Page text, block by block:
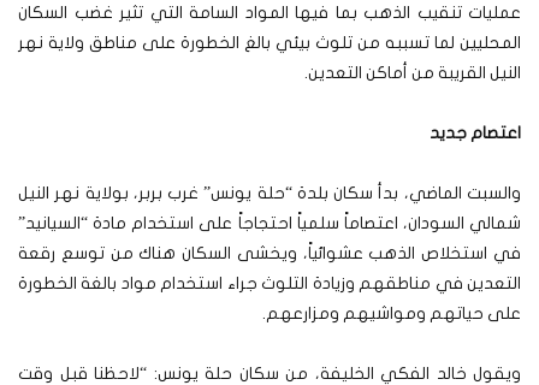
عمليات تنقيب الذهب بما فيها المواد السامة التي تثير غضب السكان
المحليين لما تسببه من تلوث بيئي بالغ الخطورة على مناطق ولاية نهر
النيل القريبة من أماكن التعدين.
اعتصام جديد
والسبت الماضي، بدأ سكان بلدة “حلة يونس” غرب بربر، بولاية نهر النيل
شمالي السودان، اعتصاماً سلمياً احتجاجاً على استخدام مادة “السيانيد”
في استخلاص الذهب عشوائياً، ويخشى السكان هناك من توسع رقعة
التعدين في مناطقهم وزيادة التلوث جراء استخدام مواد بالغة الخطورة
على حياتهم ومواشيهم ومزارعهم.
ويقول خالد الفكي الخليفة، من سكان حلة يونس: “لاحظنا قبل وقت